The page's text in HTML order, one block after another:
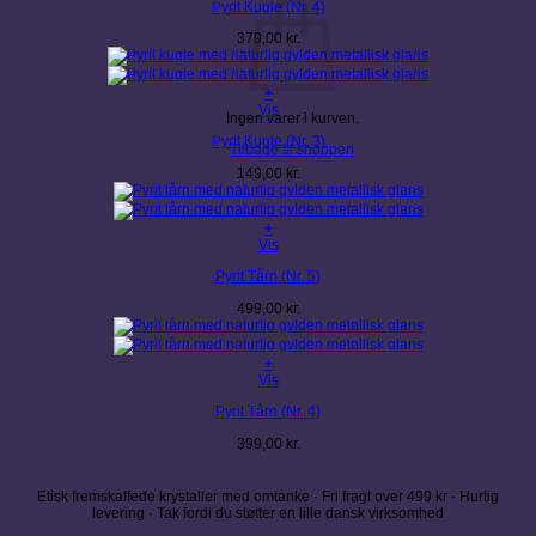
Ingen varer i kurven.
Tilbage til shoppen
Pyrit Kugle (Nr. 4)
379,00 kr.
+
Vis
Pyrit Kugle (Nr. 3)
149,00 kr.
+
Vis
Pyrit Tårn (Nr. 5)
499,00 kr.
+
Vis
Pyrit Tårn (Nr. 4)
399,00 kr.
Etisk fremskaffede krystaller med omtanke · Fri fragt over 499 kr · Hurtig
levering · Tak fordi du støtter en lille dansk virksomhed